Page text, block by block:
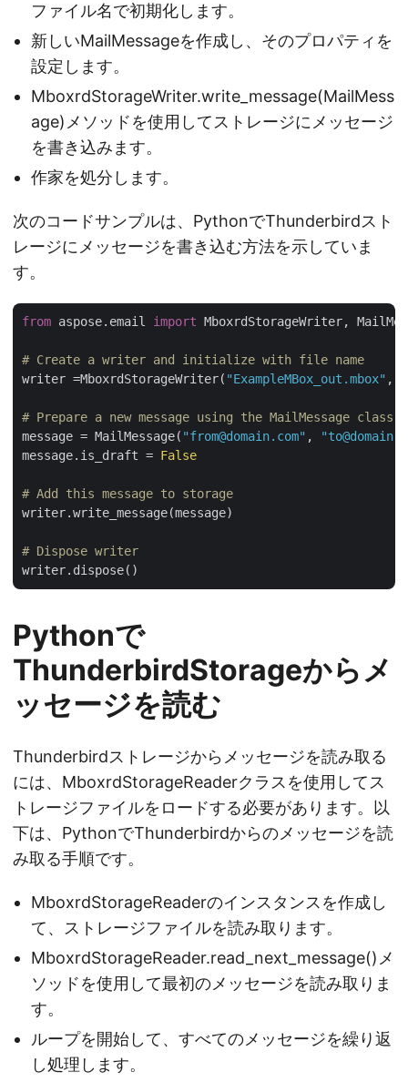
ファイル名で初期化します。
新しいMailMessageを作成し、そのプロパティを
設定します。
MboxrdStorageWriter.write_message(MailMess
age)メソッドを使用してストレージにメッセージ
を書き込みます。
作家を処分します。
次のコードサンプルは、PythonでThunderbirdスト
レージにメッセージを書き込む方法を示していま
す。
from aspose.email import MboxrdStorageWriter,
# Create a writer and initialize with file name
writer =MboxrdStorageWriter( "ExampleMBox_out.mbox" ,
# Prepare a new message using the MailMessage class
message = MailMessage( "from@domain.com" ,
message.is_draft = False
# Add this message to storage
writer.write_message(message)
# Dispose writer
Pythonで
ThunderbirdStorageからメ
ッセージを読む
Thunderbirdストレージからメッセージを読み取る
には、MboxrdStorageReaderクラスを使用してス
トレージファイルをロードする必要があります。以
下は、PythonでThunderbirdからのメッセージを読
み取る手順です。
MboxrdStorageReaderのインスタンスを作成し
て、ストレージファイルを読み取ります。
MboxrdStorageReader.read_next_message()メ
ソッドを使用して最初のメッセージを読み取りま
す。
ループを開始して、すべてのメッセージを繰り返
し処理します。